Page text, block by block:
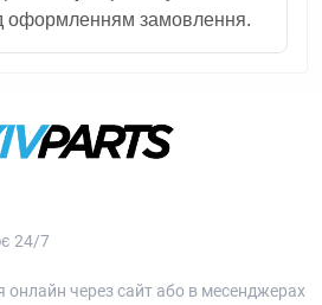
оформленням замовлення.
24/7
через сайт або в месенджерах